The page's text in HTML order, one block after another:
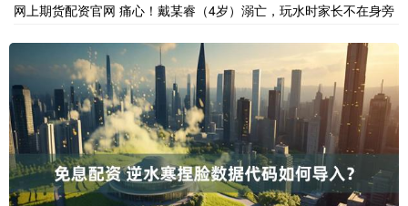
网上期货配资官网 痛心！戴某睿（4岁）溺亡，玩水时家长不在身旁